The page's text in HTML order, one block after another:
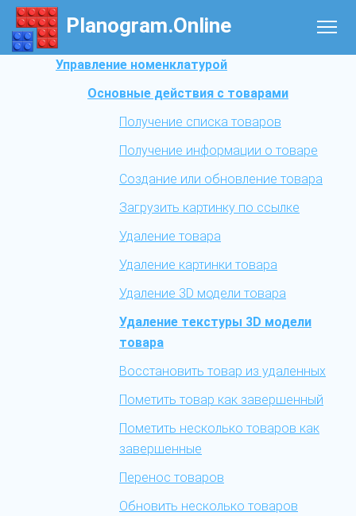
Planogram.Online
Управление номенклатурой
Основные действия с товарами
Получение списка товаров
Получение информации о товаре
Создание или обновление товара
Загрузить картинку по ссылке
Удаление товара
Удаление картинки товара
Удаление 3D модели товара
Удаление текстуры 3D модели
товара
Восстановить товар из удаленных
Пометить товар как завершенный
Пометить несколько товаров как
завершенные
Перенос товаров
Обновить несколько товаров